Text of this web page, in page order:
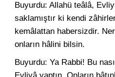
Buyurdu: Allahü teâlâ,
saklamıştır ki kendi
kemâlattan habersizdir.
onların hâlini bilsin.
Buyurdu: Ya Rabbi! Bu